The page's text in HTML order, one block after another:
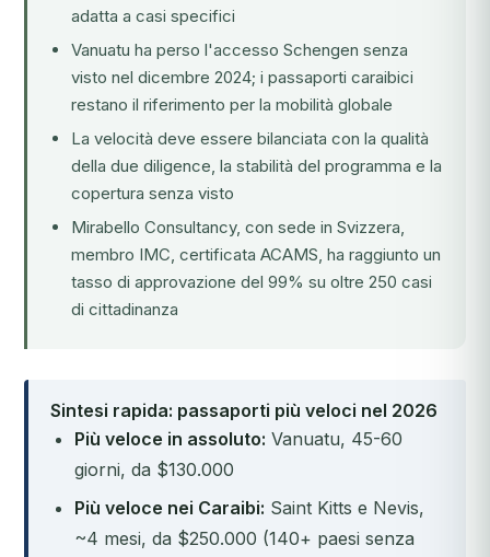
adatta a casi specifici
Vanuatu ha perso l'accesso Schengen senza
visto nel dicembre 2024; i passaporti caraibici
restano il riferimento per la mobilità globale
La velocità deve essere bilanciata con la qualità
della due diligence, la stabilità del programma e la
copertura senza visto
Mirabello Consultancy, con sede in Svizzera,
membro IMC, certificata ACAMS, ha raggiunto un
tasso di approvazione del 99% su oltre 250 casi
di cittadinanza
Sintesi rapida: passaporti più veloci nel 2026
Più veloce in assoluto: Vanuatu, 45-60
giorni, da $130.000
Più veloce nei Caraibi: Saint Kitts e Nevis,
~4 mesi, da $250.000 (140+ paesi senza